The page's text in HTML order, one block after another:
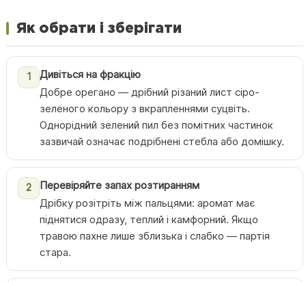
Як обрати і зберігати
1
Дивіться на фракцію
Добре орегано — дрібний різаний лист сіро-
зеленого кольору з вкрапленнями суцвіть.
Однорідний зелений пил без помітних частинок
зазвичай означає подрібнені стебла або домішку.
2
Перевіряйте запах розтиранням
Дрібку розітріть між пальцями: аромат має
піднятися одразу, теплий і камфорний. Якщо
травою пахне лише зблизька і слабко — партія
стара.